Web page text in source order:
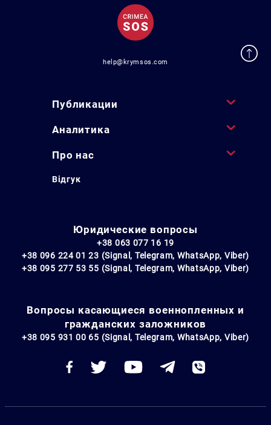
help@krymsos.com
Публикации
Аналитика
Про нас
Відгук
Юридические вопросы
+38 063 077 16 19
+38 096 224 01 23 (Signal, Telegram, WhatsApp, Viber)
+38 095 277 53 55 (Signal, Telegram, WhatsApp, Viber)
Вопросы касающиеся военнопленных и
гражданских заложников
+38 095 931 00 65 (Signal, Telegram, WhatsApp, Viber)